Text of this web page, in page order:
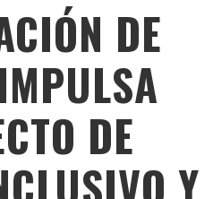
DE
DE
Y